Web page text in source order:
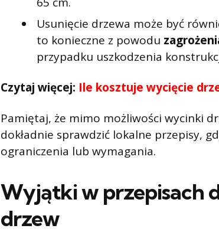
Usunięcie drzewa może być
to konieczne z powodu
przypadku uszkodzenia
Czytaj więcej: Ile kosztuje wycięcie
Pamiętaj, że mimo możliwości wycinki
dokładnie sprawdzić lokalne przepisy,
ograniczenia lub wymagania.
Wyjątki w przepisach
drzew